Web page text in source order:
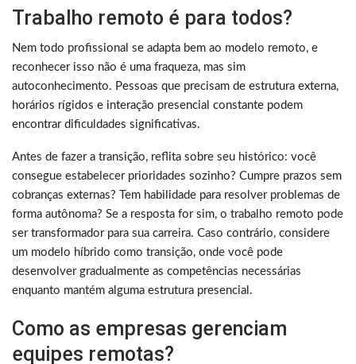
Trabalho remoto é para todos?
Nem todo profissional se adapta bem ao modelo remoto, e
reconhecer isso não é uma fraqueza, mas sim
autoconhecimento. Pessoas que precisam de estrutura externa,
horários rígidos e interação presencial constante podem
encontrar dificuldades significativas.
Antes de fazer a transição, reflita sobre seu histórico: você
consegue estabelecer prioridades sozinho? Cumpre prazos sem
cobranças externas? Tem habilidade para resolver problemas de
forma autônoma? Se a resposta for sim, o trabalho remoto pode
ser transformador para sua carreira. Caso contrário, considere
um modelo híbrido como transição, onde você pode
desenvolver gradualmente as competências necessárias
enquanto mantém alguma estrutura presencial.
Como as empresas gerenciam
equipes remotas?